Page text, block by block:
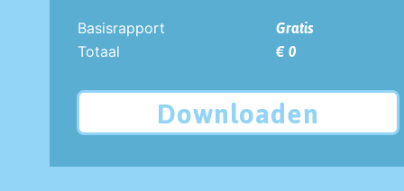
Basisrapport
Gratis
Totaal
€ 0
Downloaden